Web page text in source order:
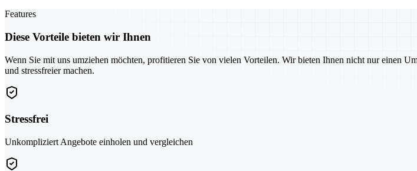
Features
Diese Vorteile bieten wir Ihnen
Wenn Sie mit uns umziehen möchten, profitieren Sie von vielen Vorteilen. Wir bieten Ihnen nicht nur einen
und stressfreier machen.
Stressfrei
Unkompliziert Angebote einholen und vergleichen